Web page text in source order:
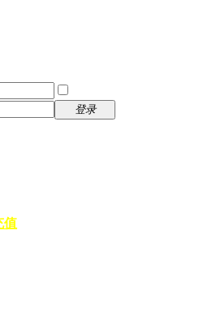
登录
值